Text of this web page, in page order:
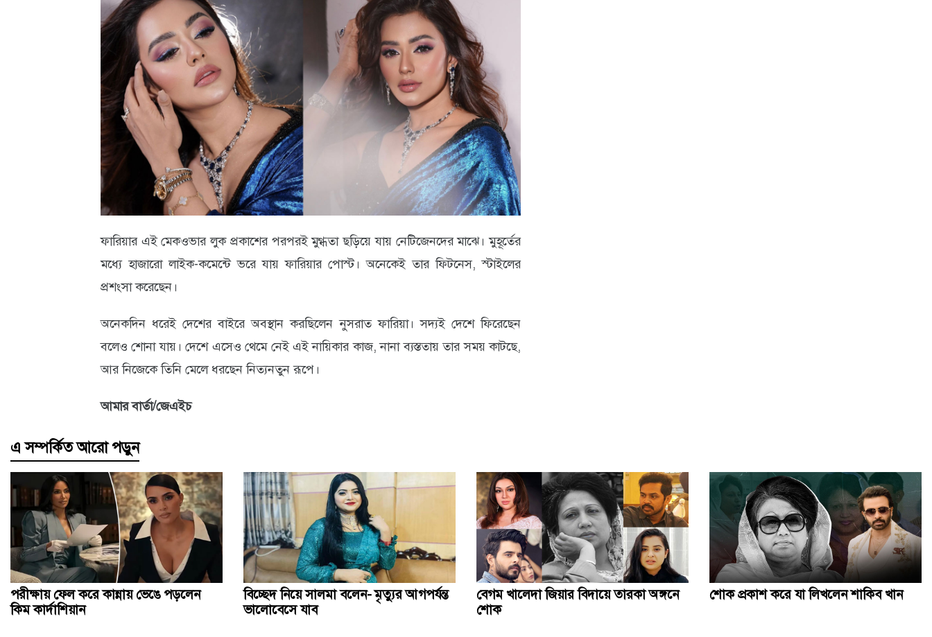
ফারিয়ার এই মেকওভার লুক প্রকাশের পরপরই মুগ্ধতা ছড়িয়ে যায় নেটিজেনদের মাঝে। মুহূর্তের
মধ্যে হাজারো লাইক-কমেন্টে ভরে যায় ফারিয়ার পোস্ট। অনেকেই তার ফিটনেস, স্টাইলের
প্রশংসা করেছেন।
অনেকদিন ধরেই দেশের বাইরে অবস্থান করছিলেন নুসরাত ফারিয়া। সদ্যই দেশে ফিরেছেন
বলেও শোনা যায়। দেশে এসেও থেমে নেই এই নায়িকার কাজ, নানা ব্যস্ততায় তার সময় কাটছে,
আর নিজেকে তিনি মেলে ধরছেন নিত্যনতুন রূপে।
আমার বার্তা/জেএইচ
বেগম খালেদা জিয়ার জানাজায় ৫০ প্লাটুন আনসার ও টিডিপি
মোতায়েন
খালেদা জিয়ার জানাজায় পদদলিত হয়ে একজনের মৃত্যু
এ সম্পর্কিত আরো পড়ুন
পরীক্ষায় ফেল করে কান্নায় ভেঙে পড়লেন
কিম কার্দাশিয়ান
বিচ্ছেদ নিয়ে সালমা বলেন- ‍‌‌‌মৃত্যুর আগপর্যন্ত
ভালোবেসে যাব
বেগম খালেদা জিয়ার বিদায়ে তারকা অঙ্গনে
শোক
শোক প্রকাশ করে যা লিখলেন শাকিব খান